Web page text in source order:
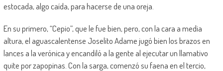
estocada, algo caída, para hacerse de una oreja.
En su primero, “Cepio”, que le fue bien, pero, con la cara a media
altura, el aguascalentense Joselito Adame jugó bien los brazos en
lances a la verónica y encandiló a la gente al ejecutar un llamativo
quite por zapopinas. Con la sarga, comenzó su faena en el tercio,